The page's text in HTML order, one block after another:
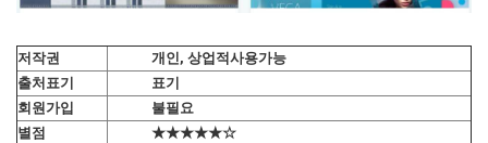
저작권
개인, 상업적사용가능
출처표기
표기
회원가입
불필요
별점
★★★★★☆